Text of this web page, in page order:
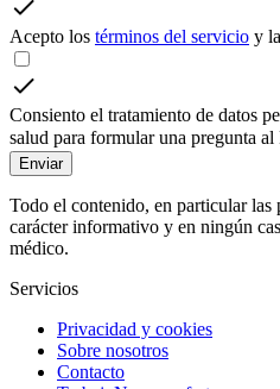
Acepto los términos del servicio y la
Consiento el tratamiento de datos
salud para formular una pregunta al
Enviar
Todo el contenido, en particular las
carácter informativo y en ningún
médico.
Servicios
Privacidad y cookies
Sobre nosotros
Contacto